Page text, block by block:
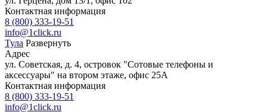
Контактная информация
8 (800) 333-19-51
info@1click.ru
Тула Развернуть
Адрес
ул. Советская, д. 4, островок "Сотовые телефоны и
аксессуары" на втором этаже, офис 25А
Контактная информация
8 (800) 333-19-51
info@1click.ru